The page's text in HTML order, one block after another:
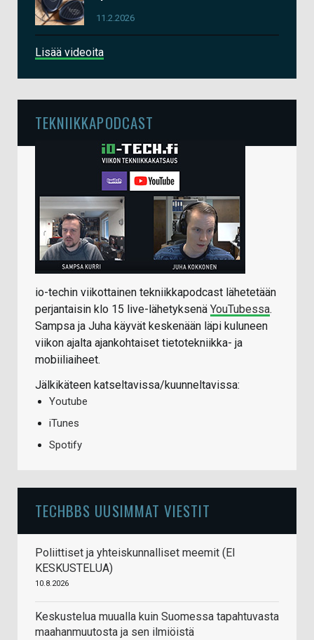
11.2.2026
Lisää videoita
TEKNIIKKAPODCAST
io-techin viikottainen tekniikkapodcast lähetetään
perjantaisin klo 15 live-lähetyksenä YouTubessa.
Sampsa ja Juha käyvät keskenään läpi kuluneen
viikon ajalta ajankohtaiset tietotekniikka- ja
mobiiliaiheet.
Jälkikäteen katseltavissa/kuunneltavissa:
Youtube
iTunes
Spotify
TECHBBS UUSIMMAT VIESTIT
Poliittiset ja yhteiskunnalliset meemit (EI
KESKUSTELUA)
10.8.2026
Keskustelua muualla kuin Suomessa tapahtuvasta
maahanmuutosta ja sen ilmiöistä